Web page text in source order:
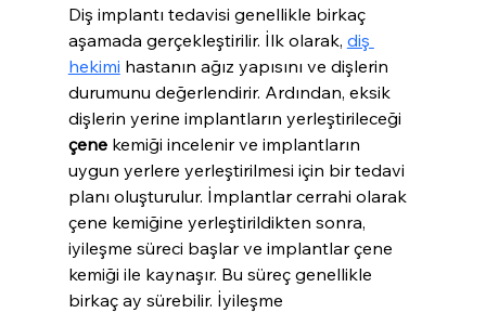
Diş implantı tedavisi genellikle birkaç
aşamada gerçekleştirilir. İlk olarak, diş
hekimi hastanın ağız yapısını ve dişlerin
durumunu değerlendirir. Ardından, eksik
dişlerin yerine implantların yerleştirileceği
çene kemiği incelenir ve implantların
uygun yerlere yerleştirilmesi için bir tedavi
planı oluşturulur. İmplantlar cerrahi olarak
çene kemiğine yerleştirildikten sonra,
iyileşme süreci başlar ve implantlar çene
kemiği ile kaynaşır. Bu süreç genellikle
birkaç ay sürebilir. İyileşme